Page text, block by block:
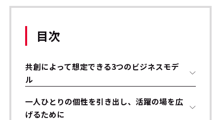
目次
共創によって想定できる3つのビジネスモデ
ル
一人ひとりの個性を引き出し、活躍の場を広
げるために